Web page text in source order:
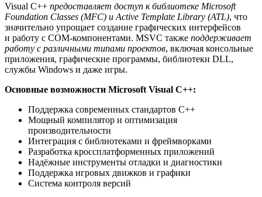
Visual C++ предоставляет доступ к библиотеке Microsoft
Foundation Classes (MFC) и Active Template Library (ATL), что
значительно упрощает создание графических интерфейсов
и работу с COM-компонентами. MSVC также поддерживает
работу с различными типами проектов, включая консольные
приложения, графические программы, библиотеки DLL,
службы Windows и даже игры.
Основные возможности Microsoft Visual C++:
Поддержка современных стандартов C++
Мощный компилятор и оптимизация
производительности
Интеграция с библиотеками и фреймворками
Разработка кроссплатформенных приложений
Надëжные инструменты отладки и диагностики
Поддержка игровых движков и графики
Система контроля версий